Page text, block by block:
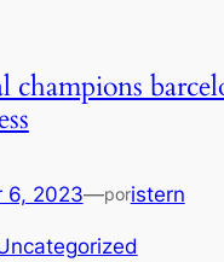
champions
6, 2023—poristern